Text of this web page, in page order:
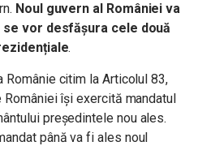
Noul guvern al României va
vor desfășura cele două
.
Românie citim la Articolul 83,
își exercită mandatul
președintele nou ales.
până va fi ales noul